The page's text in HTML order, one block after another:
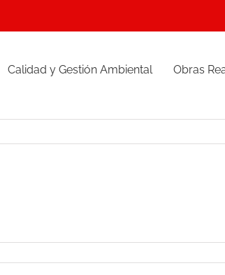
Calidad y Gestión Ambiental Obras